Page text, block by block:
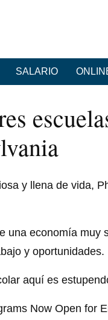
SALARIO
y llena de vida,
una economía muy
y oportunidades.
aquí es
Now Open for